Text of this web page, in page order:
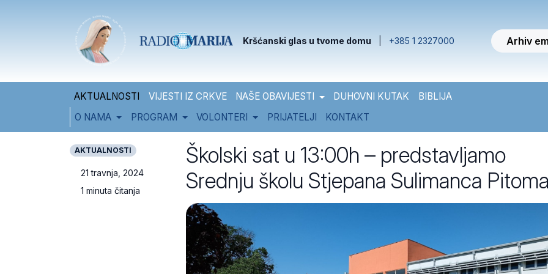
Kršćanski glas u tvome domu +385 1 2327000 Arhiv
AKTUALNOSTI VIJESTI IZ CRKVE NAŠE OBAVIJESTI DUHOVNI KUTAK
BIBLIJA
O NAMA
PROGRAM VOLONTERI PRIJATELJI KONTAKT
AKTUALNOSTI
21 travnja, 2024
1 minuta čitanja
Školski sat u 13:00h – predstavljamo
Srednju školu Stjepana Sulimanca